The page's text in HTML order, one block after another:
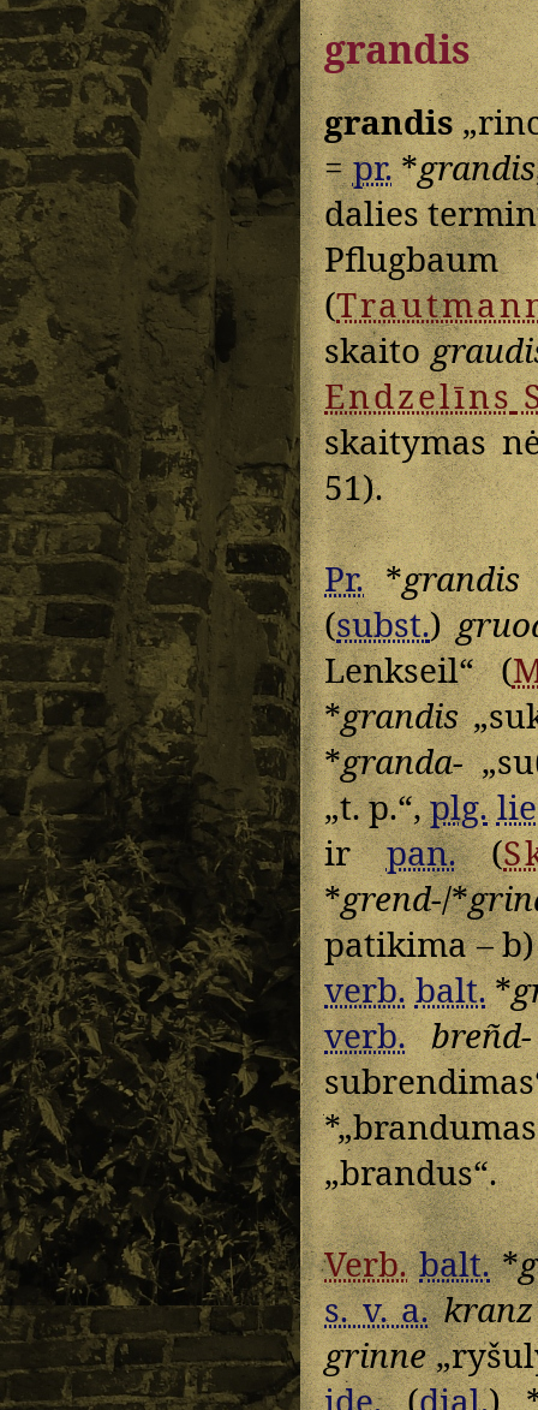
grandis
grandis
=pr.*grandis
dalies
(
skaito
Endzelīns
skaitymas
51).
Pr.*grandis
(subst.)
Lenkseil“ (
*grandis
*granda-
„t. p.“,plg.
irpan.(
*grend-/*
patikima –
verb. balt.*
verb. breñd-
„brandus“.
Verb. balt.*
s. v. a. kranz
grinne
ide.(dial.)